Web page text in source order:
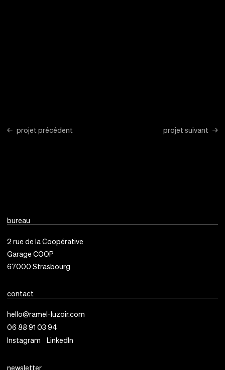
projet précédent projet suivant
bureau
2 rue de la Coopérative
Garage COOP
67000 Strasbourg
contact
hello@ramel-luzoir.com
06 88 91 03 94
Instagram
LinkedIn
newsletter